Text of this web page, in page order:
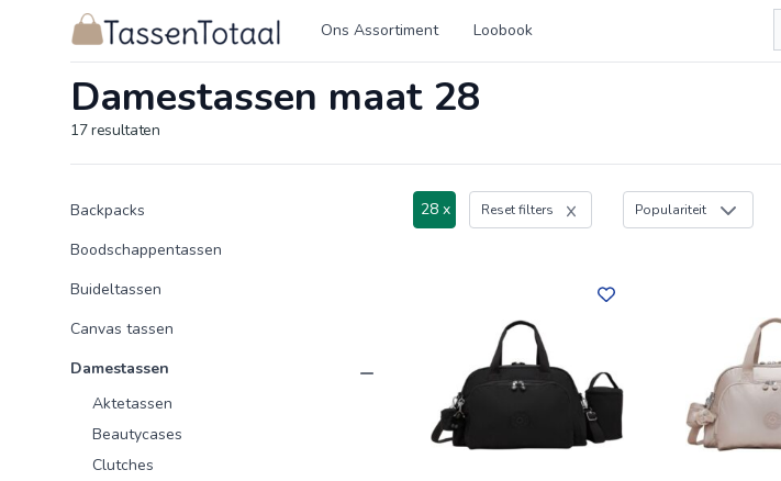
Logo Tassentotaal.nl Ons Assortiment Loobook
Damestassen maat 28
17resultaten
Producten
Product categorieën
Backpacks
Boodschappentassen
Buideltassen
Canvas tassen
Damestassen
Aktetassen
Beautycases
Clutches
28 x Reset filters Populariteit